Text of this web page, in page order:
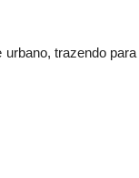
trazendo